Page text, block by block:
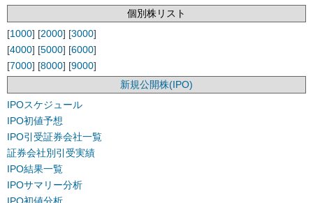
個別株リスト
[1000] [2000] [3000]
[4000] [5000] [6000]
[7000] [8000] [9000]
新規公開株(IPO)
IPOスケジュール
IPO初値予想
IPO引受証券会社一覧
証券会社別引受実績
IPO結果一覧
IPOサマリー分析